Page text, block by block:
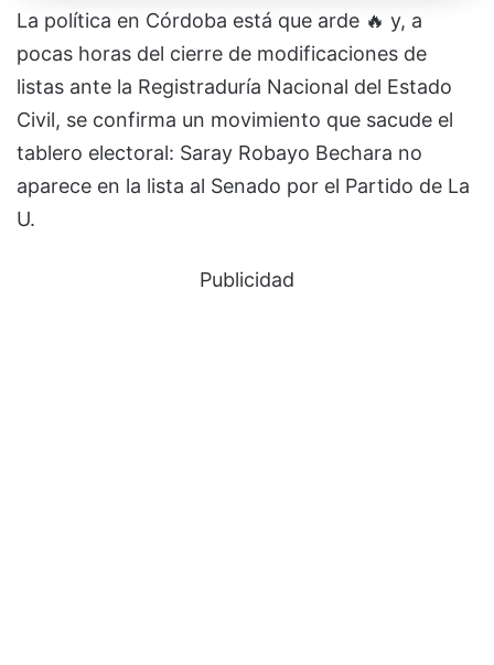
La política en Córdoba está que arde 🔥 y, a
pocas horas del cierre de modificaciones de
listas ante la Registraduría Nacional del Estado
Civil, se confirma un movimiento que sacude el
tablero electoral: Saray Robayo Bechara no
aparece en la lista al Senado por el Partido de La
U.
Publicidad